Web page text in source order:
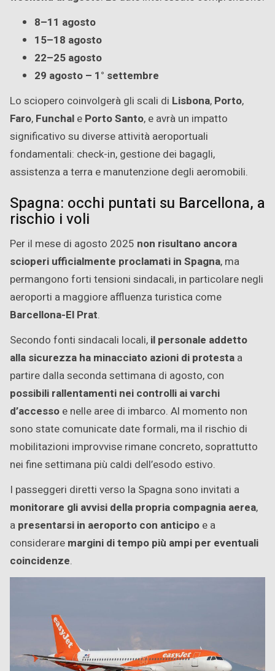
8–11 agosto
15–18 agosto
22–25 agosto
29 agosto – 1° settembre
Lo sciopero coinvolgerà gli scali di Lisbona, Porto,
Faro, Funchal e Porto Santo, e avrà un impatto
significativo su diverse attività aeroportuali
fondamentali: check-in, gestione dei bagagli,
assistenza a terra e manutenzione degli aeromobili.
Spagna: occhi puntati su Barcellona, a
rischio i voli
Per il mese di agosto 2025 non risultano ancora
scioperi ufficialmente proclamati in Spagna, ma
permangono forti tensioni sindacali, in particolare negli
aeroporti a maggiore affluenza turistica come
Barcellona-El Prat.
Secondo fonti sindacali locali, il personale addetto
alla sicurezza ha minacciato azioni di protesta a
partire dalla seconda settimana di agosto, con
possibili rallentamenti nei controlli ai varchi
d’accesso e nelle aree di imbarco. Al momento non
sono state comunicate date formali, ma il rischio di
mobilitazioni improvvise rimane concreto, soprattutto
nei fine settimana più caldi dell’esodo estivo.
I passeggeri diretti verso la Spagna sono invitati a
monitorare gli avvisi della propria compagnia aerea,
a presentarsi in aeroporto con anticipo e a
considerare margini di tempo più ampi per eventuali
coincidenze.